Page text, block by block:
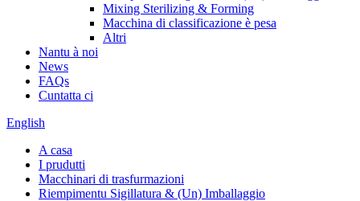
Mixing Sterilizing & Forming
Macchina di classificazione è pesa
Altri
Nantu à noi
News
FAQs
Cuntatta ci
English
A casa
I prudutti
Macchinari di trasfurmazioni
Riempimentu Sigillatura & (Un) Imballaggio